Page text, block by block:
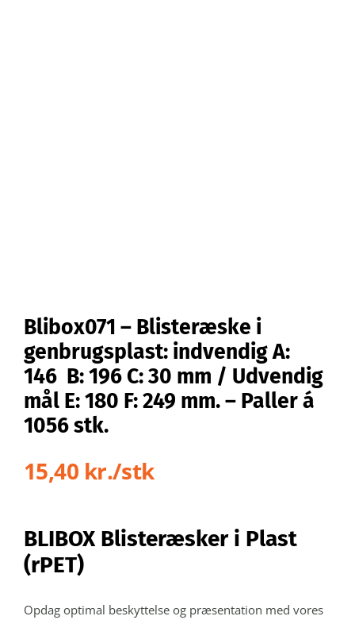
Blibox071 – Blisteræske i
genbrugsplast: indvendig A:
146 B: 196 C: 30 mm / Udvendig
mål E: 180 F: 249 mm. – Paller á
1056 stk.
15,40 kr./stk
BLIBOX Blisteræsker i Plast
(rPET)
Opdag optimal beskyttelse og præsentation med vores